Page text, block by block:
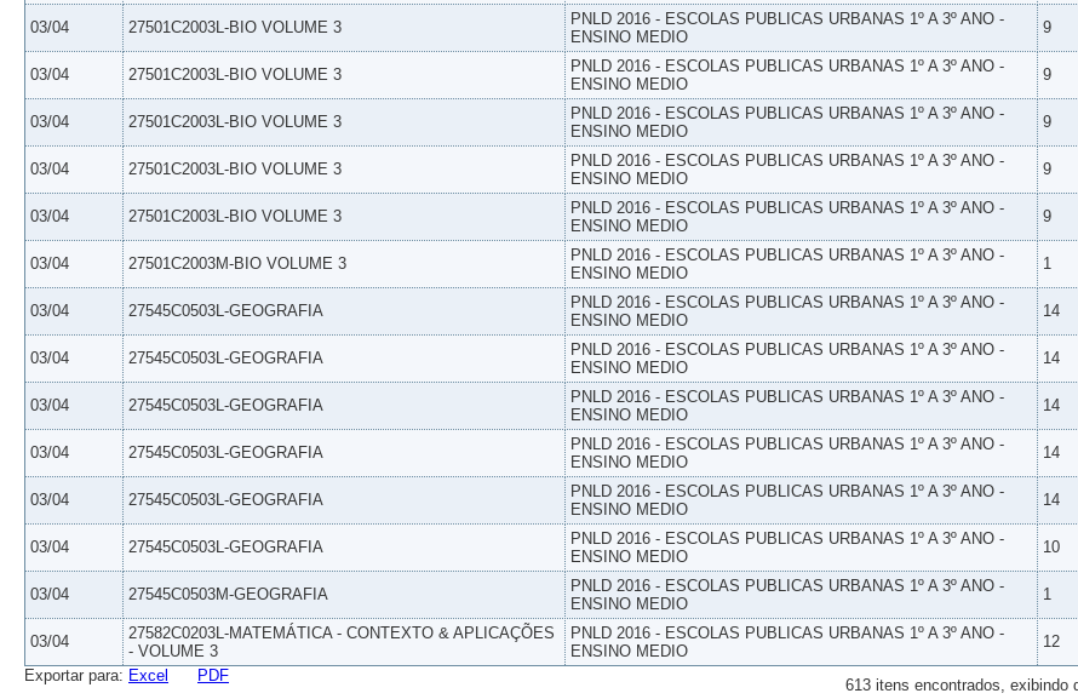
03/04 27501C2003L-BIO VOLUME 3
PNLD 2016 - ESCOLAS PUBLICAS URBANAS 1º A 3º ANO -
ENSINO MEDIO
9
03/04 27501C2003L-BIO VOLUME 3
PNLD 2016 - ESCOLAS PUBLICAS URBANAS 1º A 3º ANO -
ENSINO MEDIO
9
03/04 27501C2003L-BIO VOLUME 3
PNLD 2016 - ESCOLAS PUBLICAS URBANAS 1º A 3º ANO -
ENSINO MEDIO
9
03/04 27501C2003L-BIO VOLUME 3
PNLD 2016 - ESCOLAS PUBLICAS URBANAS 1º A 3º ANO -
ENSINO MEDIO
9
03/04 27501C2003L-BIO VOLUME 3
PNLD 2016 - ESCOLAS PUBLICAS URBANAS 1º A 3º ANO -
ENSINO MEDIO
9
03/04 27501C2003M-BIO VOLUME 3
PNLD 2016 - ESCOLAS PUBLICAS URBANAS 1º A 3º ANO -
ENSINO MEDIO
1
03/04 27545C0503L-GEOGRAFIA
PNLD 2016 - ESCOLAS PUBLICAS URBANAS 1º A 3º ANO -
ENSINO MEDIO
14
03/04 27545C0503L-GEOGRAFIA
PNLD 2016 - ESCOLAS PUBLICAS URBANAS 1º A 3º ANO -
ENSINO MEDIO
14
03/04 27545C0503L-GEOGRAFIA
PNLD 2016 - ESCOLAS PUBLICAS URBANAS 1º A 3º ANO -
ENSINO MEDIO
14
03/04 27545C0503L-GEOGRAFIA
PNLD 2016 - ESCOLAS PUBLICAS URBANAS 1º A 3º ANO -
ENSINO MEDIO
14
03/04 27545C0503L-GEOGRAFIA
PNLD 2016 - ESCOLAS PUBLICAS URBANAS 1º A 3º ANO -
ENSINO MEDIO
14
03/04 27545C0503L-GEOGRAFIA
PNLD 2016 - ESCOLAS PUBLICAS URBANAS 1º A 3º ANO -
ENSINO MEDIO
10
03/04 27545C0503M-GEOGRAFIA
PNLD 2016 - ESCOLAS PUBLICAS URBANAS 1º A 3º ANO -
ENSINO MEDIO
1
03/04
27582C0203L-MATEMÁTICA - CONTEXTO & APLICAÇÕES
- VOLUME 3
PNLD 2016 - ESCOLAS PUBLICAS URBANAS 1º A 3º ANO -
ENSINO MEDIO
12
613 itens encontrados, exibindo
Exportar para: Excel PDF